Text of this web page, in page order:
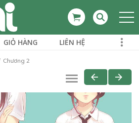
GIỎ HÀNG LIÊN HỆ
Chương 2